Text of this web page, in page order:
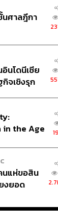
Photo:
ที่รอการแก้ไข
อง
มีบทสรุปแ
ขภาพ หรือบัตร
งานนายจ้างก็
างการแพทย์
แรงงานลาหรื
ชาติมักจะให้
นศาลฎีกา
นโดนีเซีย
จเชิงรุก
in the Age
นแห่ขอสิน
งยอด